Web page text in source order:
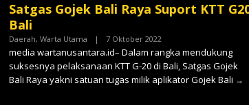
Satgas Gojek Bali Raya Suport KTT
Bali
Daerah, Warta Utama | 7 Oktober 2022
media wartanusantara.id– Dalam rangka mendukung
suksesnya pelaksanaan KTT G-20 di Bali, Satgas Gojek
Bali Raya yakni satuan tugas milik aplikator Gojek Bali